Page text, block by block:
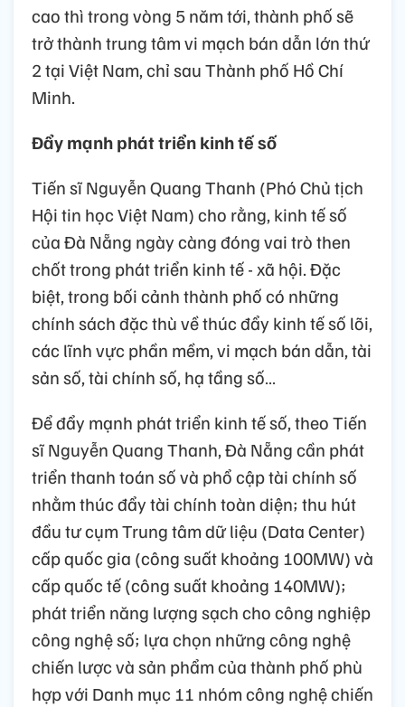
cao thì trong vòng 5 năm tới, thành phố sẽ
trở thành trung tâm vi mạch bán dẫn lớn thứ
2 tại Việt Nam, chỉ sau Thành phố Hồ Chí
Minh.
Đẩy mạnh phát triển kinh tế số
Tiến sĩ Nguyễn Quang Thanh (Phó Chủ tịch
Hội tin học Việt Nam) cho rằng, kinh tế số
của Đà Nẵng ngày càng đóng vai trò then
chốt trong phát triển kinh tế - xã hội. Đặc
biệt, trong bối cảnh thành phố có những
chính sách đặc thù về thúc đẩy kinh tế số lõi,
các lĩnh vực phần mềm, vi mạch bán dẫn, tài
sản số, tài chính số, hạ tầng số…
Để đẩy mạnh phát triển kinh tế số, theo Tiến
sĩ Nguyễn Quang Thanh, Đà Nẵng cần phát
triển thanh toán số và phổ cập tài chính số
nhằm thúc đẩy tài chính toàn diện; thu hút
đầu tư cụm Trung tâm dữ liệu (Data Center)
cấp quốc gia (công suất khoảng 100MW) và
cấp quốc tế (công suất khoảng 140MW);
phát triển năng lượng sạch cho công nghiệp
công nghệ số; lựa chọn những công nghệ
chiến lược và sản phẩm của thành phố phù
hợp với Danh mục 11 nhóm công nghệ chiến